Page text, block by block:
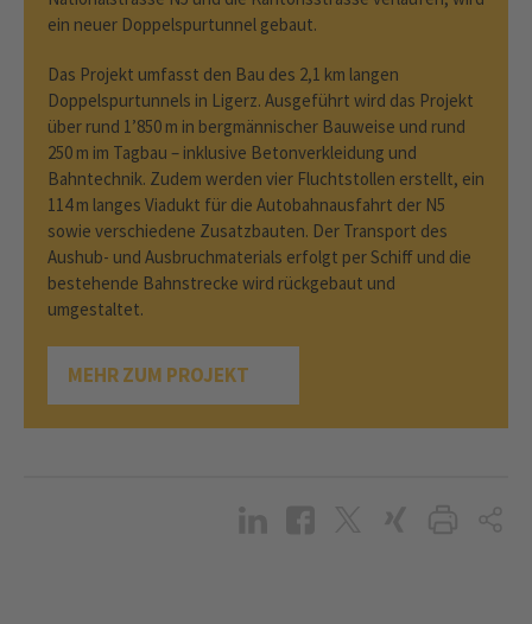
ein neuer Doppelspurtunnel gebaut.
Das Projekt umfasst den Bau des 2,1 km langen
Doppelspurtunnels in Ligerz. Ausgeführt wird das Projekt
über rund 1’850 m in bergmännischer Bauweise und rund
250 m im Tagbau – inklusive Betonverkleidung und
Bahntechnik. Zudem werden vier Fluchtstollen erstellt, ein
114 m langes Viadukt für die Autobahnausfahrt der N5
sowie verschiedene Zusatzbauten. Der Transport des
Aushub- und Ausbruchmaterials erfolgt per Schiff und die
bestehende Bahnstrecke wird rückgebaut und
umgestaltet.
MEHR ZUM PROJEKT